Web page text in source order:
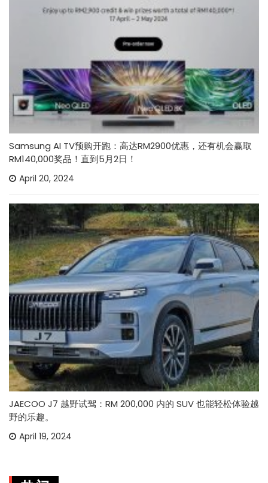
Samsung AI TV预购开跑：高达RM2900优惠，还有机会赢取
RM140,000奖品！直到5月2日！
April 20, 2024
JAECOO J7 越野试驾：RM 200,000 内的 SUV 也能轻松体验越
野的乐趣。
April 19, 2024